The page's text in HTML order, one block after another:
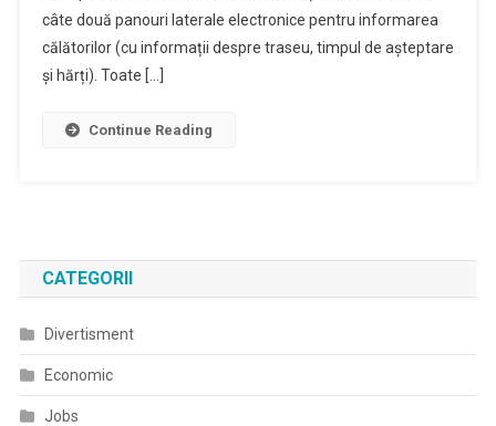
Local
De
câte două panouri laterale electronice pentru informarea
călătorilor (cu informații despre traseu, timpul de așteptare
și hărți). Toate […]
Continue Reading
CATEGORII
Divertisment
Economic
Jobs